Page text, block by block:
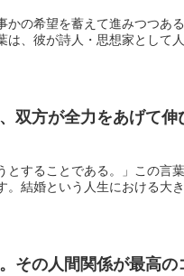
の希望を蓄えて進みつつあ
、彼が詩人・思想家として人
双方が全力をあげて
することである。」この言
結婚という人生における大き
その人間関係が最高